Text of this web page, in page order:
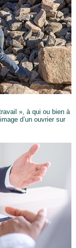
», à qui ou bien à
d’un ouvrier sur